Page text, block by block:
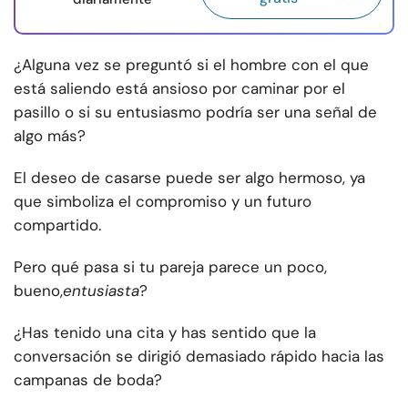
¿Alguna vez se preguntó si el hombre con el que
está saliendo está ansioso por caminar por el
pasillo o si su entusiasmo podría ser una señal de
algo más?
El deseo de casarse puede ser algo hermoso, ya
que simboliza el compromiso y un futuro
compartido.
Pero qué pasa si tu pareja parece un poco,
bueno,entusiasta?
¿Has tenido una cita y has sentido que la
conversación se dirigió demasiado rápido hacia las
campanas de boda?